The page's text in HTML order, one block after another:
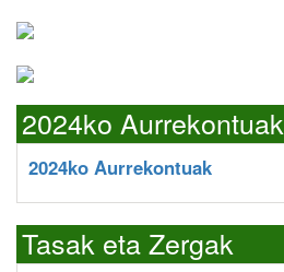
2024ko Aurrekontuak
2024ko Aurrekontuak
Tasak eta Zergak